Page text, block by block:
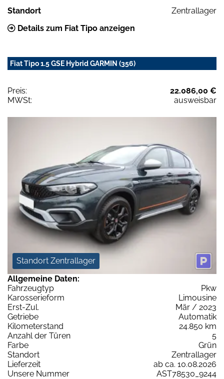
Standort
Zentrallager
Details zum Fiat Tipo anzeigen
Fiat Tipo 1.5 GSE Hybrid GARMIN (356)
Preis:
22.086,00 €
MWSt:
ausweisbar
Standort Zentrallager
Allgemeine Daten:
Fahrzeugtyp
Pkw
Karosserieform
Limousine
Erst-Zul.
Mär / 2023
Getriebe
Automatik
Kilometerstand
24.850 km
Anzahl der Türen
5
Farbe
Grün
Standort
Zentrallager
Lieferzeit
ab ca. 10.08.2026
Unsere Nummer
AST78530_9244